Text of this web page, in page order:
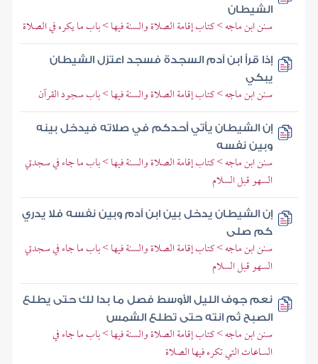
الشيطان
سنن ابن ماجه > كتاب إقامة الصلاة والسنة فيها > باب ما يكره في الصلاة
إذا قرأ ابن آدم السجدة فسجد اعتزل الشيطان
يبكي
سنن ابن ماجه > كتاب إقامة الصلاة والسنة فيها > باب سجود القرآن
إن الشيطان يأتي أحدكم في صلاته فيدخل بينه
وبين نفسه
سنن ابن ماجه > كتاب إقامة الصلاة والسنة فيها > باب ما جاء في سجدتي
السهو قبل السلام
إن الشيطان يدخل بين ابن آدم وبين نفسه فلا يدري
كم صلى
سنن ابن ماجه > كتاب إقامة الصلاة والسنة فيها > باب ما جاء في سجدتي
السهو قبل السلام
نعم جوف الليل الأوسط فصل ما بدا لك حتى يطلع
الصبح ثم انته حتى تطلع الشمس
سنن ابن ماجه > كتاب إقامة الصلاة والسنة فيها > باب ما جاء في
الساعات التي تكره فيها الصلاة